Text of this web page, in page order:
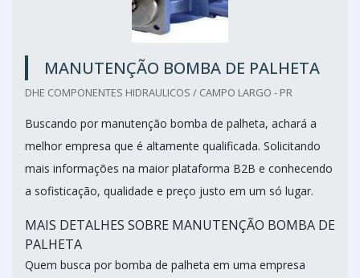
MANUTENÇÃO BOMBA DE PALHETA
DHE COMPONENTES HIDRAULICOS / CAMPO LARGO - PR
Buscando por manutenção bomba de palheta, achará a
melhor empresa que é altamente qualificada. Solicitando
mais informações na maior plataforma B2B e conhecendo
a sofisticação, qualidade e preço justo em um só lugar.
MAIS DETALHES SOBRE MANUTENÇÃO BOMBA DE
PALHETA
Quem busca por bomba de palheta em uma empresa